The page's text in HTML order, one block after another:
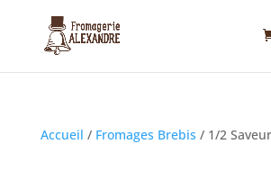
Accueil / Fromages Brebis / 1/2